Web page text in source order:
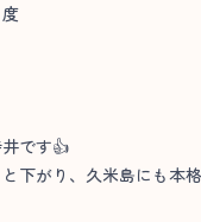
です👍
下がり、久米島にも本